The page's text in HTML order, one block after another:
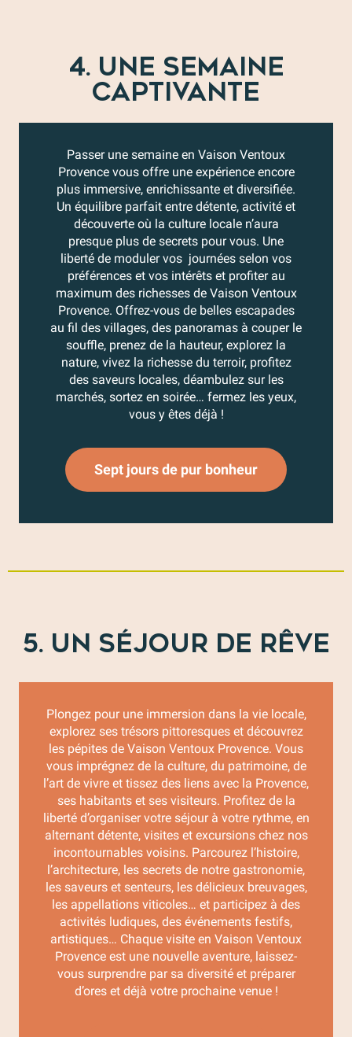
4. UNE SEMAINE
CAPTIVANTE
Passer une semaine en Vaison Ventoux
Provence vous offre une expérience encore
plus immersive, enrichissante et diversifiée.
Un équilibre parfait entre détente, activité et
découverte où la culture locale n’aura
presque plus de secrets pour vous. Une
liberté de moduler vos journées selon vos
préférences et vos intérêts et profiter au
maximum des richesses de Vaison Ventoux
Provence. Offrez-vous de belles escapades
au fil des villages, des panoramas à couper le
souffle, prenez de la hauteur, explorez la
nature, vivez la richesse du terroir, profitez
des saveurs locales, déambulez sur les
marchés, sortez en soirée… fermez les yeux,
vous y êtes déjà !
Sept jours de pur bonheur
5. UN SÉJOUR DE RÊVE
Plongez pour une immersion dans la vie locale,
explorez ses trésors pittoresques et découvrez
les pépites de Vaison Ventoux Provence. Vous
vous imprégnez de la culture, du patrimoine, de
l’art de vivre et tissez des liens avec la Provence,
ses habitants et ses visiteurs. Profitez de la
liberté d’organiser votre séjour à votre rythme, en
alternant détente, visites et excursions chez nos
incontournables voisins. Parcourez l’histoire,
l’architecture, les secrets de notre gastronomie,
les saveurs et senteurs, les délicieux breuvages,
les appellations viticoles… et participez à des
activités ludiques, des événements festifs,
artistiques… Chaque visite en Vaison Ventoux
Provence est une nouvelle aventure, laissez-
vous surprendre par sa diversité et préparer
d’ores et déjà votre prochaine venue !